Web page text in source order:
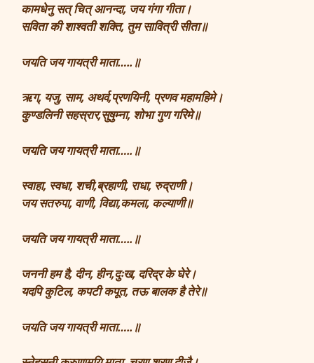
कामधेनु सत् चित् आनन्दा, जय गंगा गीता।
सविता की शाश्वती शक्ति, तुम सावित्री सीता॥
जयति जय गायत्री माता…..॥
ऋग्, यजु, साम, अथर्व,प्रणयिनी, प्रणव महामहिमे।
कुण्डलिनी सहस्रार,सुषुम्ना, शोभा गुण गरिमे॥
जयति जय गायत्री माता…..॥
स्वाहा, स्वधा, शची,ब्रहाणी, राधा, रुद्राणी।
जय सतरुपा, वाणी, विद्या,कमला, कल्याणी॥
जयति जय गायत्री माता…..॥
जननी हम है, दीन, हीन,दुःख, दरिद्र के घेरे।
यदपि कुटिल, कपटी कपूत, तऊ बालक है तेरे॥
जयति जय गायत्री माता…..॥